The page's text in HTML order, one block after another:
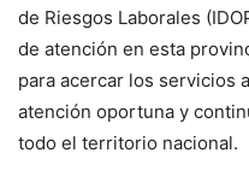
de Riesgos Laborales
de atención en esta
para acercar los servicios
atención oportuna y
todo el territorio nacional.